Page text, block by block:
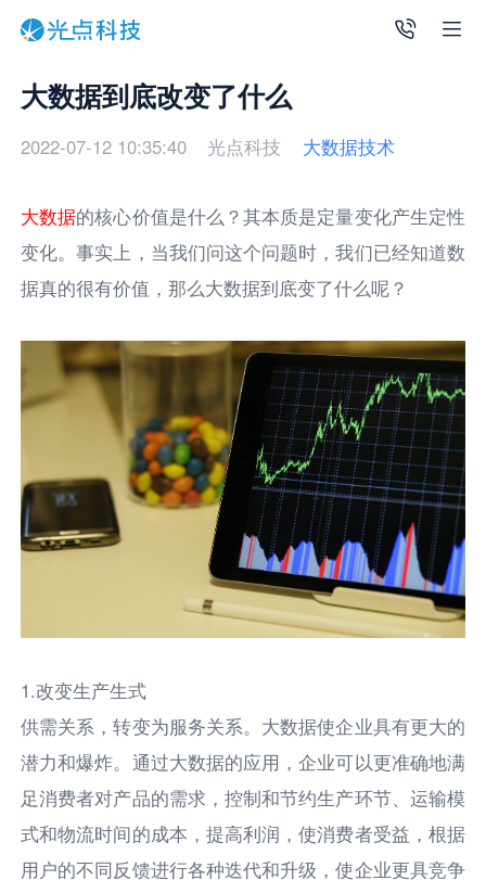
大数据到底改变了什么
2022-07-12 10:35:40 光点科技 大数据技术
大数据的核心价值是什么？其本质是定量变化产生定性
变化。事实上，当我们问这个问题时，我们已经知道数
据真的很有价值，那么大数据到底变了什么呢？
1.改变生产生式
供需关系，转变为服务关系。大数据使企业具有更大的
潜力和爆炸。通过大数据的应用，企业可以更准确地满
足消费者对产品的需求，控制和节约生产环节、运输模
式和物流时间的成本，提高利润，使消费者受益，根据
用户的不同反馈进行各种迭代和升级，使企业更具竞争